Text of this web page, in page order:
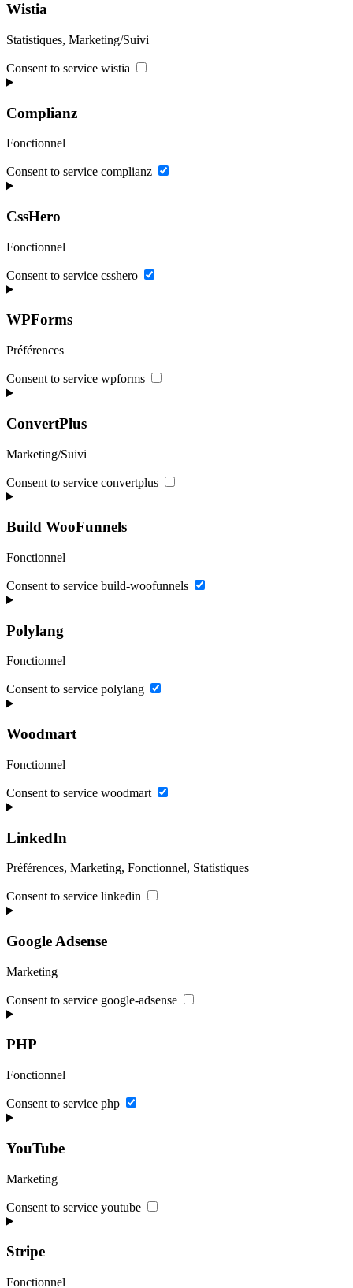
Wistia
Statistiques, Marketing/Suivi
Consent to service wistia
Complianz
Fonctionnel
Consent to service complianz
CssHero
Fonctionnel
Consent to service csshero
WPForms
Préférences
Consent to service wpforms
ConvertPlus
Marketing/Suivi
Consent to service convertplus
Build WooFunnels
Fonctionnel
Consent to service build-woofunnels
Polylang
Fonctionnel
Consent to service polylang
Woodmart
Fonctionnel
Consent to service woodmart
LinkedIn
Préférences, Marketing, Fonctionnel, Statistiques
Consent to service linkedin
Google Adsense
Marketing
Consent to service google-adsense
PHP
Fonctionnel
Consent to service php
YouTube
Marketing
Consent to service youtube
Stripe
Fonctionnel